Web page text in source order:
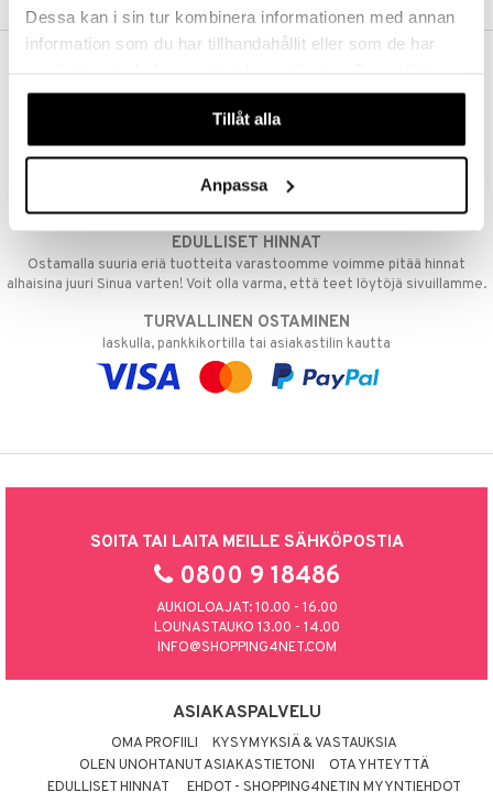
Dessa kan i sin tur kombinera informationen med annan
information som du har tillhandahållit eller som de har
våra cookies vid fortsatt användande av vår webbplats.
Tillåt alla
Anpassa
Aina maksuton vaihtoehto, huolimatta siitä ostatko yksittäisen
tuotteen tai koko tilauksellesi joka ylittää 50 €.
NOPEAT TOIMITUKSET
Ennen kello 13.00 tehdyt tilaukset lähetetään normaalisti samana
EDULLISET HINNAT
Ostamalla suuria eriä tuotteita varastoomme voimme pitää hinnat
alhaisina juuri Sinua varten! Voit olla varma, että teet löytöjä sivuillamme.
TURVALLINEN OSTAMINEN
laskulla, pankkikortilla tai asiakastilin kautta
SOITA TAI LAITA MEILLE SÄHKÖPOSTIA
0800 9 18486
AUKIOLOAJAT: 10.00 - 16.00
LOUNASTAUKO 13.00 - 14.00
INFO@SHOPPING4NET.COM
ASIAKASPALVELU
OMA PROFIILI
KYSYMYKSIÄ & VASTAUKSIA
OLEN UNOHTANUT ASIAKASTIETONI
OTA YHTEYTTÄ
EDULLISET HINNAT
EHDOT - SHOPPING4NETIN MYYNTIEHDOT